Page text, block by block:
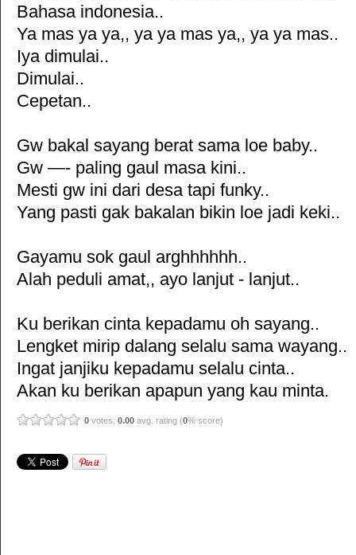
Bahasa indonesia..
Ya mas ya ya,, ya ya mas ya,, ya ya mas..
Iya dimulai..
Dimulai..
Cepetan..
Gw bakal sayang berat sama loe baby..
Gw —- paling gaul masa kini..
Mesti gw ini dari desa tapi funky..
Yang pasti gak bakalan bikin loe jadi keki..
Gayamu sok gaul arghhhhhh..
Alah peduli amat,, ayo lanjut - lanjut..
Ku berikan cinta kepadamu oh sayang..
Lengket mirip dalang selalu sama wayang..
Ingat janjiku kepadamu selalu cinta..
Akan ku berikan apapun yang kau minta.
0 votes, 0.00 avg. rating (0% score)